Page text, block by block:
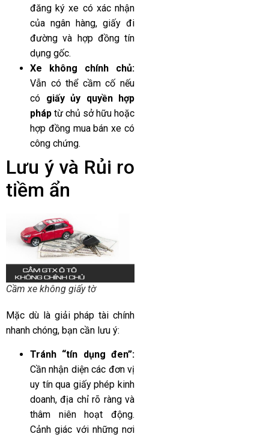
đăng ký xe có xác nhận
của ngân hàng, giấy đi
đường và hợp đồng tín
dụng gốc.
Xe không chính chủ:
Vẫn có thể cầm cố nếu
có giấy ủy quyền hợp
pháp từ chủ sở hữu hoặc
hợp đồng mua bán xe có
công chứng.
Lưu ý và Rủi ro
tiềm ẩn
Cầm xe không giấy tờ
Mặc dù là giải pháp tài chính
nhanh chóng, bạn cần lưu ý:
Tránh “tín dụng đen”:
Cần nhận diện các đơn vị
uy tín qua giấy phép kinh
doanh, địa chỉ rõ ràng và
thâm niên hoạt động.
Cảnh giác với những nơi